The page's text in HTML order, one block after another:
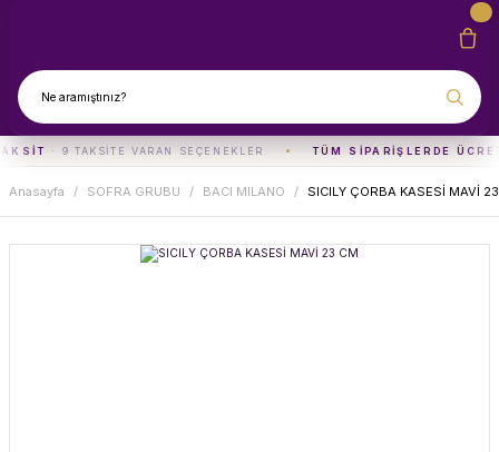
· 9 TAKSITE VARAN SEÇENEKLER TÜM SIPARIŞLERDE
Anasayfa SOFRA GRUBU BACI MILANO SICILY ÇORBA KASESİ MAVİ